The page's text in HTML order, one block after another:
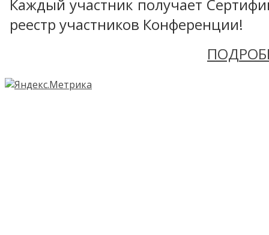
Каждый участник получает
реестр участников Конференции!